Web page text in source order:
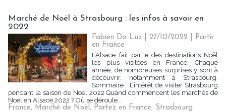
Marché de Noël à Strasbourg : les infos à savoir en
2022
Fabien Da Luz | 27/10/2022
Partir
en France
L’Alsace fait partie des destinations Noël
les plus visitées en France. Chaque
année, de nombreuses surprises y sont à
découvrir, notamment à Strasbourg.
Sommaire : L’intérêt de visiter Strasbourg
pendant la saison de Noël 2022 Quand commencent les marchés de
Noël en Alsace 2022 ? Où se déroule...
France, Marché de Noël, Partez en France, Strasbourg